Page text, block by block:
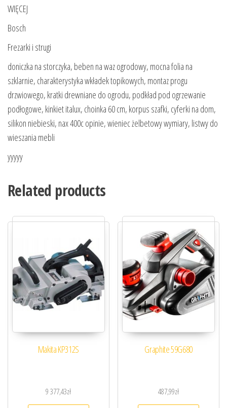
WIĘCEJ
Bosch
Frezarki i strugi
doniczka na storczyka, beben na waz ogrodowy, mocna folia na
szklarnie, charakterystyka wkładek topikowych, montaz progu
drzwiowego, kratki drewniane do ogrodu, podkład pod ogrzewanie
podłogowe, kinkiet italux, choinka 60 cm, korpus szafki, cyferki na dom,
silikon niebieski, nax 400c opinie, wieniec żelbetowy wymiary, listwy do
wieszania mebli
yyyyy
Related products
Makita KP312S
9 377,43zł
Graphite 59G680
487,99zł